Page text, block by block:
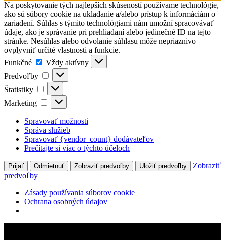
Na poskytovanie tých najlepších skúseností používame technológie,
ako sú súbory cookie na ukladanie a/alebo prístup k informáciám o
zariadení. Súhlas s týmito technológiami nám umožní spracovávať
údaje, ako je správanie pri prehliadaní alebo jedinečné ID na tejto
stránke. Nesúhlas alebo odvolanie súhlasu môže nepriaznivo
ovplyvniť určité vlastnosti a funkcie.
Funkčné
Funkčné
Vždy aktívny
Predvoľby
Predvoľby
Štatistiky Štatistiky
Marketing Marketing
Spravovať možnosti
Správa služieb
Spravovať {vendor_count} dodávateľov
Prečítajte si viac o týchto účeloch
Prijať Odmietnuť Zobraziť predvoľby Uložiť predvoľby
Zobraziť
predvoľby
Zásady používania súborov cookie
Ochrana osobných údajov